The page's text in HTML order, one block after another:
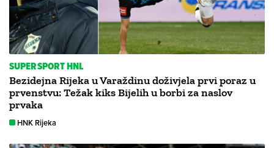
SUPERSPORT HNL
Bezidejna Rijeka u Varaždinu doživjela prvi poraz u
prvenstvu: Težak kiks Bijelih u borbi za naslov
prvaka
HNK Rijeka